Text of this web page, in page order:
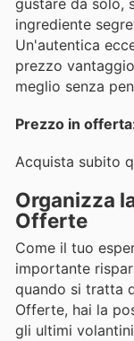
ingrediente
Un'autentica
prezzo
meglio senza
Prezzo in
Acquista subito
Organizza
Offerte
Come il tuo
importante
quando si tratta
Offerte, hai la
gli ultimi